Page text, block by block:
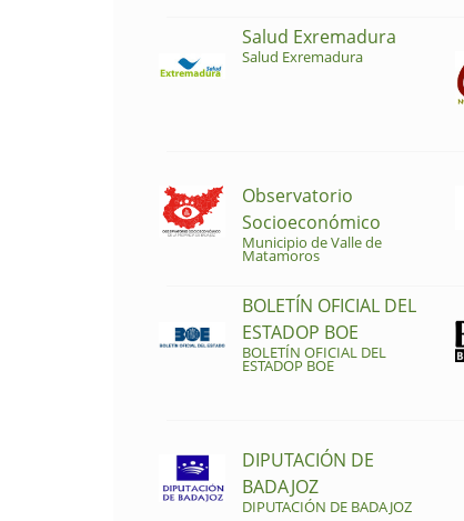
Salud Exremadura
Salud Exremadura
Observatorio
Socioeconómico
Municipio de Valle de
Matamoros
BOLETÍN OFICIAL DEL
ESTADOP BOE
BOLETÍN OFICIAL DEL
ESTADOP BOE
DIPUTACIÓN DE
BADAJOZ
DIPUTACIÓN DE BADAJOZ